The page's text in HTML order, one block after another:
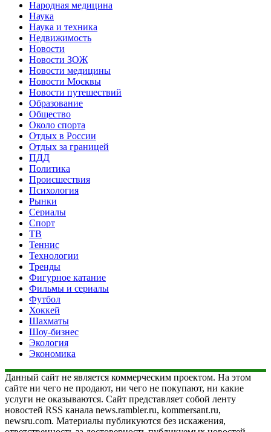
Народная медицина
Наука
Наука и техника
Недвижимость
Новости
Новости ЗОЖ
Новости медицины
Новости Москвы
Новости путешествий
Образование
Общество
Около спорта
Отдых в России
Отдых за границей
ПДД
Политика
Происшествия
Психология
Рынки
Сериалы
Спорт
ТВ
Теннис
Технологии
Тренды
Фигурное катание
Фильмы и сериалы
Футбол
Хоккей
Шахматы
Шоу-бизнес
Экология
Экономика
Данный сайт не является коммерческим проектом. На этом
сайте ни чего не продают, ни чего не покупают, ни какие
услуги не оказываются. Сайт представляет собой ленту
новостей RSS канала news.rambler.ru, kommersant.ru,
newsru.com. Материалы публикуются без искажения,